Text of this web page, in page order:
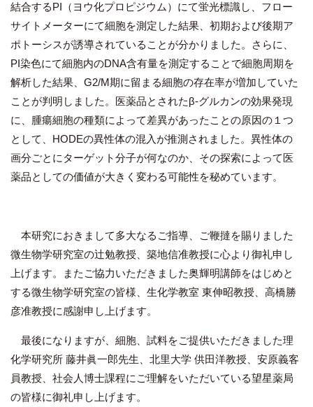
結合するPI（ヨウ化プロピジウム）にて蛍光標識し、フロー
サイトメーターにて細胞を測定した結果、初期および後期ア
ポトーシスが誘導されていることが分かりました。さらに、
PI染色にて細胞内のDNA含有量を測定することで細胞周期を
解析した結果、G2/M期に留まる細胞の存在率が増加していた
ことが判明しました。医薬品とされたβ-グルカンの効果発現
に、腫瘍細胞の種類によって差異があったことの原因の１つ
として、HODEの異性体の混入が推測されました。異性体の
画分ごとにターゲット分子が何なのか、その探索によって医
薬品としての価値が大きく変わる可能性を秘めています。
本研究におきまして多大なるご指導、ご鞭撻を賜りました
微生物学研究室の辻勉教授、築地信准教授に心より御礼申し
上げます。またご協力いただきました奥輝明講師をはじめと
する微生物学研究室の皆様、生化学教室 東伸昭教授、高橋勝
彦准教授に感謝申し上げます。
最後になりますが、細胞、試料をご提供いただきました理
化学研究所 藤井眞一郎先生、北里大学 供田洋教授、安原義客
員教授、社会人博士課程にご理解をいただいている望星薬局
の皆様に御礼申し上げます。